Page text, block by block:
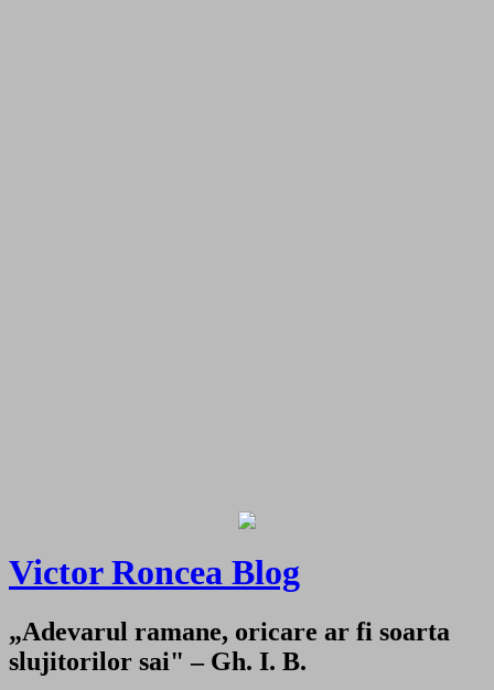
Victor Roncea Blog
„Adevarul ramane, oricare ar fi soarta
slujitorilor sai" – Gh. I. B.